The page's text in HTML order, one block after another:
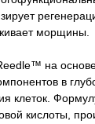
морщины.
на
в
клеток.
кислоты,